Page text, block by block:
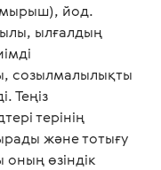
мырыш), йод.
ылғалдың
созылмалылықты
Теңіз
терінің
және тотығу
оның өзіндік